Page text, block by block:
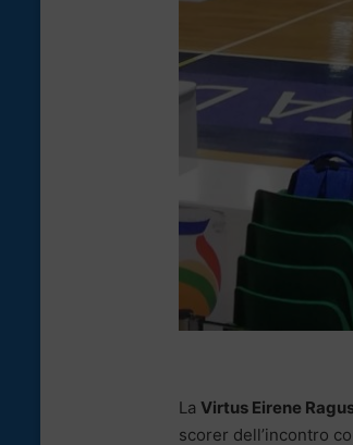
La Virtus Eirene
scorer dell’incontro